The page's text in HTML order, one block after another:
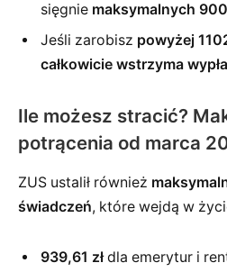
sięgnie maksymalnych 900
Jeśli zarobisz powyżej
całkowicie wstrzyma
Ile możesz stracić?
potrącenia od marca
ZUS ustalił również
świadczeń, które wejdą w
939,61 złdla emerytur i